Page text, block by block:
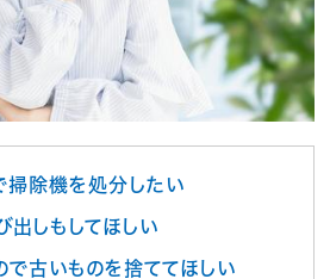
掃除機を処分したい
出しもしてほしい
で古いものを捨ててほしい